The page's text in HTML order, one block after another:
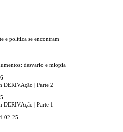
e política se encontram
desvario e miopia
DERIVAção | Parte 2
DERIVAção | Parte 1
02-25